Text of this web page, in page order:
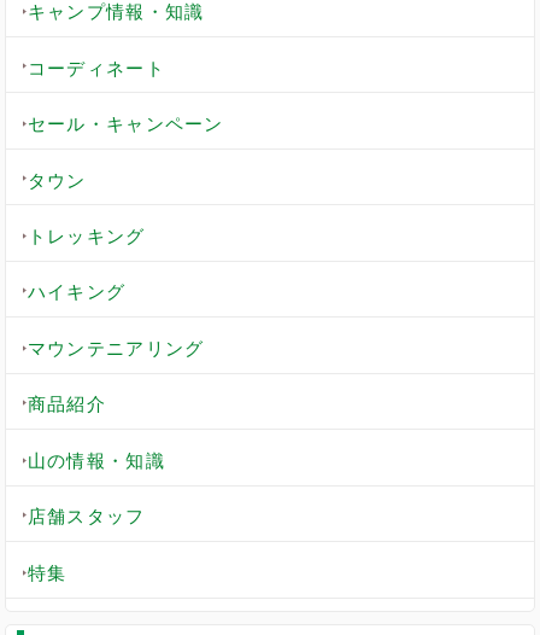
キャンプ情報・知識
コーディネート
セール・キャンペーン
タウン
トレッキング
ハイキング
マウンテニアリング
商品紹介
山の情報・知識
店舗スタッフ
特集